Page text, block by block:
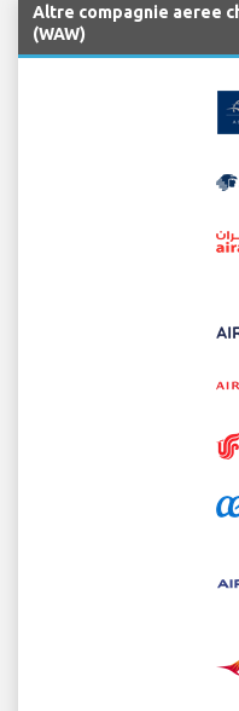
Altre compagnie aeree
(WAW)